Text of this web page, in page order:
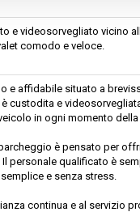
e videosorvegliato vicino
comodo e veloce.
e affidabile situato a
custodita e
in ogni momento della
è pensato per
personale qualificato è
e senza stress.
continua e al servizio